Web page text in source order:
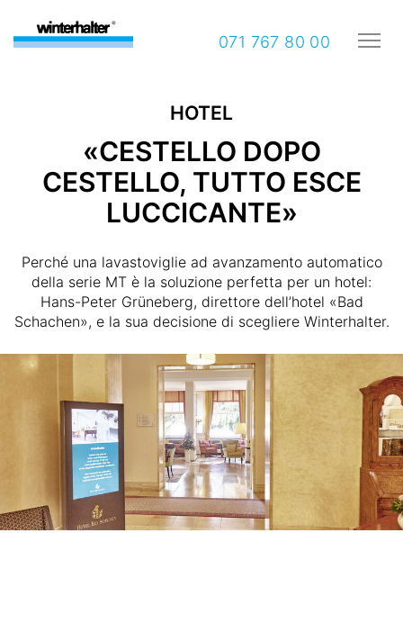
071 767 80 00
HOTEL
«CESTELLO DOPO
CESTELLO, TUTTO ESCE
LUCCICANTE»
Perché una lavastoviglie ad avanzamento automatico
della serie MT è la soluzione perfetta per un hotel:
Hans-Peter Grüneberg, direttore dell’hotel «Bad
Schachen», e la sua decisione di scegliere Winterhalter.